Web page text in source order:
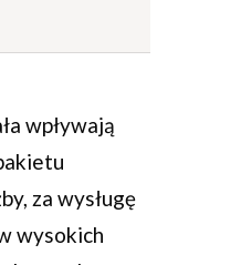
wpływają
za wysługę
wysokich